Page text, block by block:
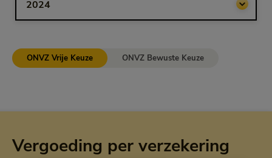
ONVZ Vrije Keuze ONVZ Bewuste Keuze
Vergoeding per verzekering